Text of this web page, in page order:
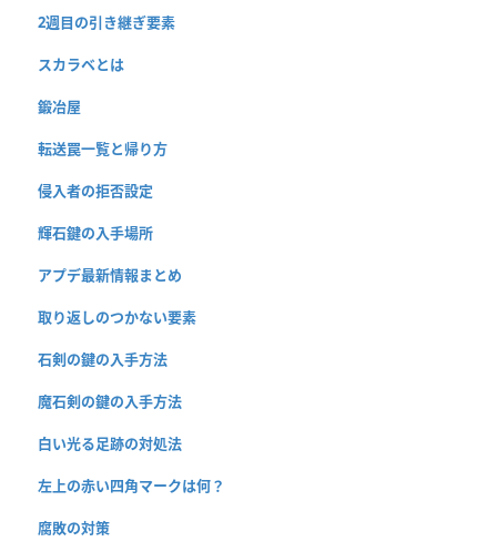
2週目の引き継ぎ要素
スカラベとは
鍛冶屋
転送罠一覧と帰り方
侵入者の拒否設定
輝石鍵の入手場所
アプデ最新情報まとめ
取り返しのつかない要素
石剣の鍵の入手方法
魔石剣の鍵の入手方法
白い光る足跡の対処法
左上の赤い四角マークは何？
腐敗の対策